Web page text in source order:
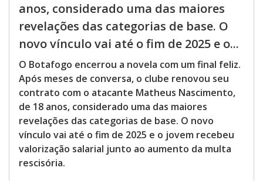
anos, considerado uma das maiores
revelações das categorias de base. O
novo vínculo vai até o fim de 2025 e o...
O Botafogo encerrou a novela com um final feliz.
Após meses de conversa, o clube renovou seu
contrato com o atacante Matheus Nascimento,
de 18 anos, considerado uma das maiores
revelações das categorias de base. O novo
vínculo vai até o fim de 2025 e o jovem recebeu
valorização salarial junto ao aumento da multa
rescisória.